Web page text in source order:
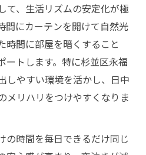
て、生活リズムの安定化が極
間にカーテンを開けて自然光
時間に部屋を暗くすること
ートします。特に杉並区永福
しやすい環境を活かし、日中
メリハリをつけやすくなりま
の時間を毎日できるだけ同じ